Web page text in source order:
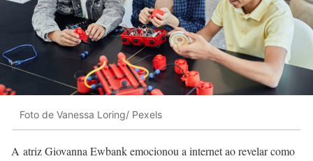
Foto de Vanessa Loring/ Pexels
A atriz Giovanna Ewbank emocionou a internet ao revelar como